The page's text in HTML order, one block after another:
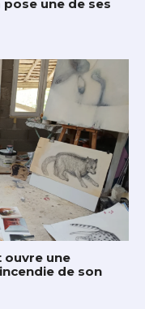
pose une de ses
ouvre une
de son